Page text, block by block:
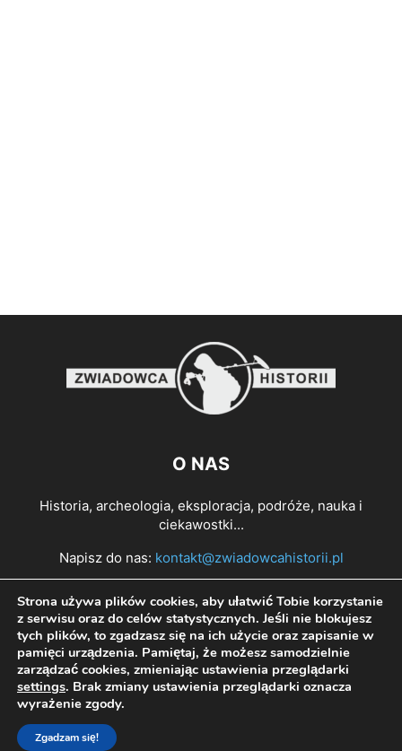
O NAS
Historia, archeologia, eksploracja, podróże, nauka i
ciekawostki...
Napisz do nas: kontakt@zwiadowcahistorii.pl
PODĄŻAJ ZA NAMI
© All right reserved Zwiadowca Historii 2022
Strona używa plików cookies, aby ułatwić Tobie korzystanie
z serwisu oraz do celów statystycznych. Jeśli nie blokujesz
tych plików, to zgadzasz się na ich użycie oraz zapisanie w
pamięci urządzenia. Pamiętaj, że możesz samodzielnie
zarządzać cookies, zmieniając ustawienia przeglądarki
settings. Brak zmiany ustawienia przeglądarki oznacza
wyrażenie zgody.
Zgadzam się!